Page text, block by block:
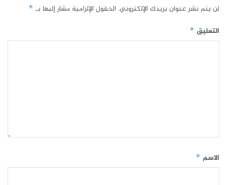
لن يتم نشر عنوان بريدك الإلكتروني. الحقول الإلزامية مشار إليها بـ *
التعليق *
الاسم *